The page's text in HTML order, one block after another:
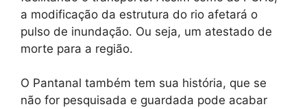
a modificação da estrutura do rio afetará o
pulso de inundação. Ou seja, um atestado de
morte para a região.
O Pantanal também tem sua história, que se
não for pesquisada e guardada pode acabar